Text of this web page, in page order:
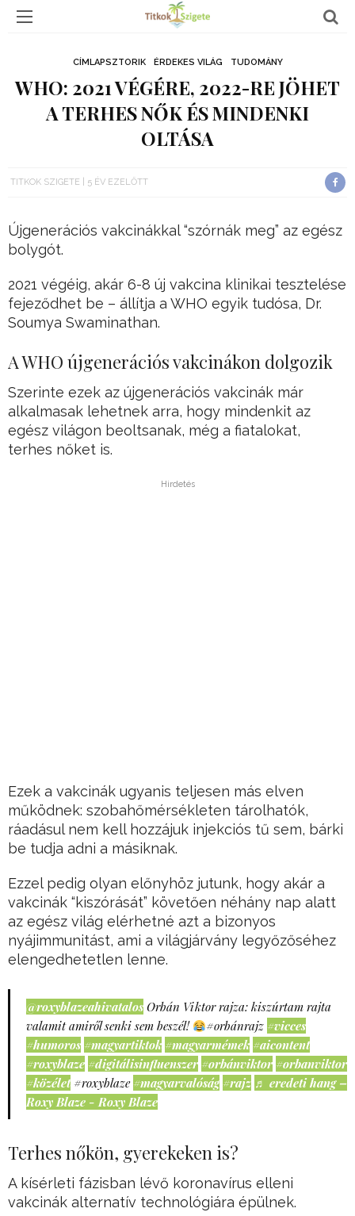
CÍMLAPSZTORIK ÉRDEKES VILÁG TUDOMÁNY
WHO: 2021 VÉGÉRE, 2022-RE JÖHET
A TERHES NŐK ÉS MINDENKI
OLTÁSA
TITKOK SZIGETE 5 ÉV EZELŐTT
Újgenerációs vakcinákkal “szórnák meg” az egész
bolygót.
2021 végéig, akár 6-8 új vakcina klinikai tesztelése
fejeződhet be – állítja a WHO egyik tudósa, Dr.
Soumya Swaminathan.
A WHO újgenerációs vakcinákon dolgozik
Szerinte ezek az újgenerációs vakcinák már
alkalmasak lehetnek arra, hogy mindenkit az
egész világon beoltsanak, még a fiatalokat,
terhes nőket is.
Hirdetés
Ezek a vakcinák ugyanis teljesen más elven
működnek: szobahőmérsékleten tárolhatók,
ráadásul nem kell hozzájuk injekciós tű sem, bárki
be tudja adni a másiknak.
Ezzel pedig olyan előnyhöz jutunk, hogy akár a
vakcinák “kiszórását” követően néhány nap alatt
az egész világ elérhetné azt a bizonyos
nyájimmunitást, ami a világjárvány legyőzőséhez
elengedhetetlen lenne.
@roxyblazeahivatalos Orbán Viktor rajza: kiszúrtam rajta
valamit amiről senki sem beszél!
#orbánrajz #vicces
#humoros #magyartiktok #magyarmémek #aicontent
#roxyblaze #digitálisinfluenszer #orbánviktor #orbanviktor
#közélet #roxyblaze #magyarvalóság #rajz ♬ eredeti hang –
Roxy Blaze - Roxy Blaze
Terhes nőkön, gyerekeken is?
A kísérleti fázisban lévő koronavírus elleni
vakcinák alternatív technológiára épülnek.